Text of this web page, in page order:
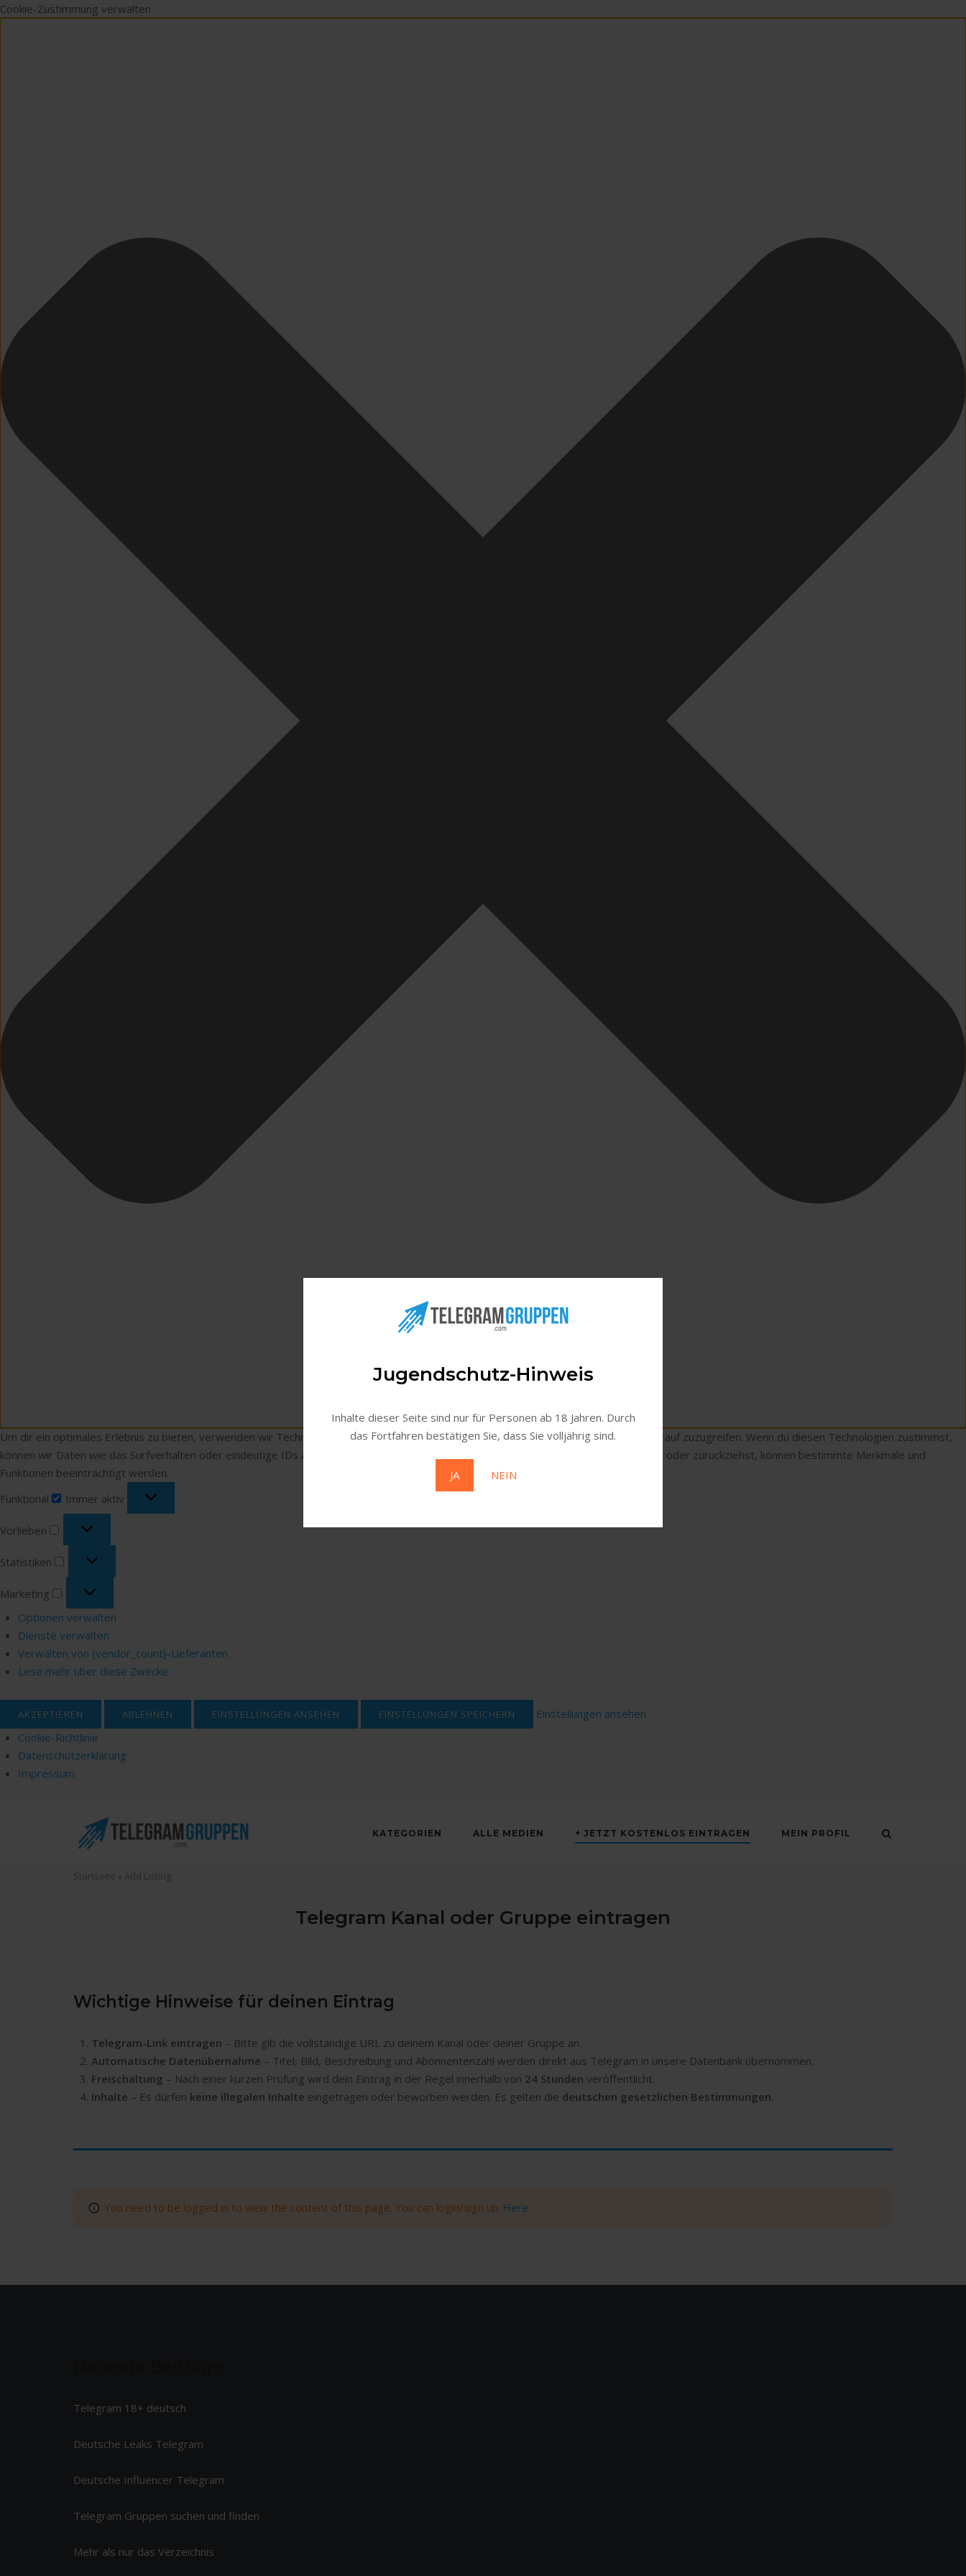
Cookie-Zustimmung verwalten
Um dir ein optimales Erlebnis zu bieten, verwenden wir Technologien wie Cookies, um Geräteinformationen zu speichern und/oder darauf zuzugreifen. Wenn du diesen Technologien zustimmst,
können wir Daten wie das Surfverhalten oder eindeutige IDs auf dieser Website verarbeiten. Wenn du deine Zustimmung nicht erteilst oder zurückziehst, können bestimmte Merkmale und
Funktionen beeinträchtigt werden.
Funktional
Immer aktiv
Vorlieben
Statistiken
Marketing
Optionen verwalten
Dienste verwalten
Verwalten von {vendor_count}-Lieferanten
Lese mehr über diese Zwecke
AKZEPTIEREN ABLEHNEN EINSTELLUNGEN ANSEHEN EINSTELLUNGEN SPEICHERN
Einstellungen ansehen
Cookie-Richtlinie
Datenschutzerklärung
Impressum
Jugendschutz-Hinweis
Inhalte dieser Seite sind nur für Personen ab 18 Jahren. Durch
das Fortfahren bestätigen Sie, dass Sie volljährig sind.
JA NEIN
KATEGORIEN ALLE MEDIEN + JETZT KOSTENLOS EINTRAGEN MEIN PROFIL
Startseite Add Listing
Telegram Kanal oder Gruppe eintragen
Wichtige Hinweise für deinen Eintrag
Telegram-Link eintragen – Bitte gib die vollständige URL zu deinem Kanal oder deiner Gruppe an.
Automatische Datenübernahme – Titel, Bild, Beschreibung und Abonnentenzahl werden direkt aus Telegram in unsere Datenbank übernommen.
Freischaltung – Nach einer kurzen Prüfung wird dein Eintrag in der Regel innerhalb von 24 Stunden veröffentlicht.
Inhalte – Es dürfen keine illegalen Inhalte eingetragen oder beworben werden. Es gelten die deutschen gesetzlichen Bestimmungen.
You need to be logged in to view the content of this page. You can login/sign up Here.
Telegram 18+ deutsch
Deutsche Leaks Telegram
Deutsche Influencer Telegram
Telegram Gruppen suchen und finden
Mehr als nur das Verzeichnis